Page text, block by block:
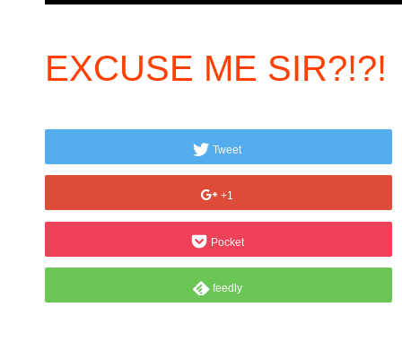
EXCUSE ME SIR?!?!
Tweet
+1
Pocket
feedly